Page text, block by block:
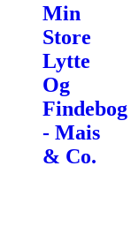
Min
Store
Lytte
Og
Findebog
- Mais
& Co.